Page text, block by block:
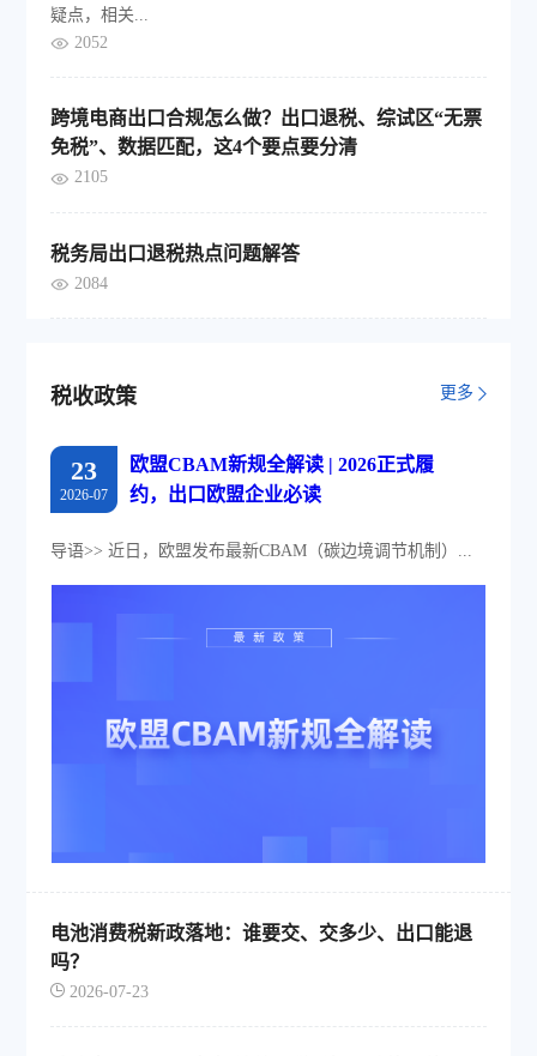
疑点，相关...
2052
跨境电商出口合规怎么做？出口退税、综试区“无票
免税”、数据匹配，这4个要点要分清
2105
税务局出口退税热点问题解答
2084
税收政策 更多
23
2026-07
欧盟CBAM新规全解读 | 2026正式履
约，出口欧盟企业必读
导语>> 近日，欧盟发布最新CBAM（碳边境调节机制）...
电池消费税新政落地：谁要交、交多少、出口能退
吗？
2026-07-23